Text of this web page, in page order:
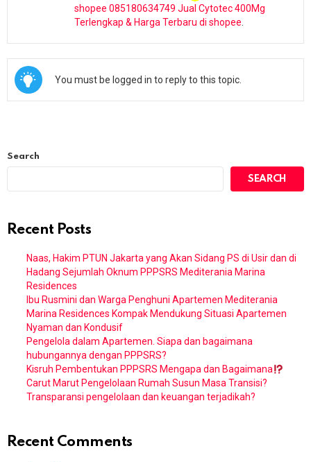
shopee 085180634749 Jual Cytotec 400Mg
Terlengkap & Harga Terbaru di shopee.
You must be logged in to reply to this topic.
Search
SEARCH
Recent Posts
Naas, Hakim PTUN Jakarta yang Akan Sidang PS di Usir dan di
Hadang Sejumlah Oknum PPPSRS Mediterania Marina
Residences
Ibu Rusmini dan Warga Penghuni Apartemen Mediterania
Marina Residences Kompak Mendukung Situasi Apartemen
Nyaman dan Kondusif
Pengelola dalam Apartemen. Siapa dan bagaimana
hubungannya dengan PPPSRS?
Kisruh Pembentukan PPPSRS Mengapa dan Bagaimana
Carut Marut Pengelolaan Rumah Susun Masa Transisi?
Transparansi pengelolaan dan keuangan terjadikah?
Recent Comments